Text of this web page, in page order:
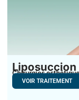
Liposuccion
Chirurgies
La liposuccion au
VOIR TRAITEMENT